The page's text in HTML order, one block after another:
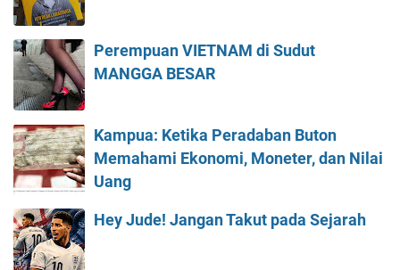
Perempuan VIETNAM di Sudut
MANGGA BESAR
Kampua: Ketika Peradaban Buton
Memahami Ekonomi, Moneter, dan Nilai
Uang
Hey Jude! Jangan Takut pada Sejarah